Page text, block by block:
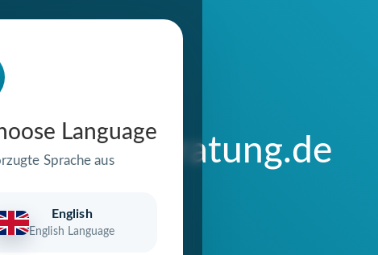
Language
Sprache aus
English
English Language
rentenberatung.de
Verifizierte Domain